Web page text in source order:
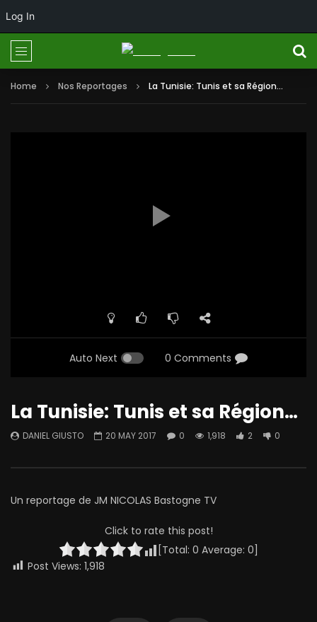
Log In
Home Nos Reportages La Tunisie: Tunis et sa Région…
Auto Next 0 Comments
La Tunisie: Tunis et sa Région…
DANIEL GIUSTO 20 MAY 2017 0 1,918 2 0
Un reportage de JM NICOLAS Bastogne TV
Click to rate this post!
[Total: 0 Average: 0]
Post Views: 1,918